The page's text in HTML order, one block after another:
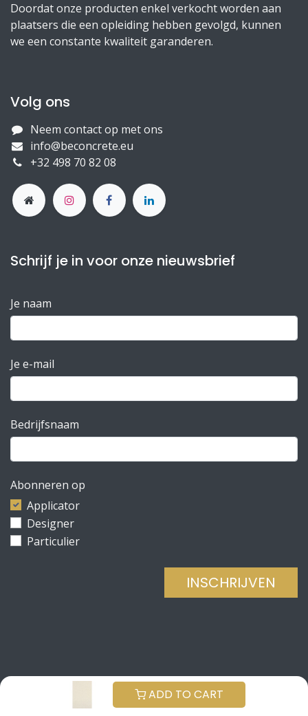
ADD TO CART
Doordat onze producten enkel verkocht worden aan
plaatsers die een opleiding hebben gevolgd, kunnen
we een constante kwaliteit garanderen.
Volg ons
Neem contact op met ons
info@beconcrete.eu
+32 498 70 82 08
Schrijf je in voor onze nieuwsbrief
Je naam
Je e-mail
Bedrijfsnaam
Abonneren op
Applicator
Designer
Particulier
INSCHRIJVEN
Copyright © Be Concrete NEDERLANDS (BE)
Aangeboden door - De #1Open source e-